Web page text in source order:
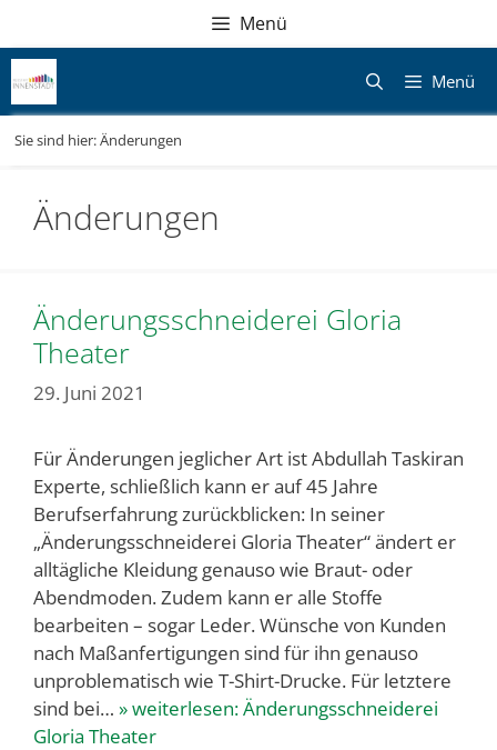
springen
Navigation
springen
Menü
Menü
Sie sind hier:Änderungen
Änderungen
Änderungsschneiderei Gloria
Theater
29. Juni 2021
Für Änderungen jeglicher Art ist Abdullah Taskiran
Experte, schließlich kann er auf 45 Jahre
Berufserfahrung zurückblicken: In seiner
„Änderungsschneiderei Gloria Theater“ ändert er
alltägliche Kleidung genauso wie Braut- oder
Abendmoden. Zudem kann er alle Stoffe
bearbeiten – sogar Leder. Wünsche von Kunden
nach Maßanfertigungen sind für ihn genauso
unproblematisch wie T-Shirt-Drucke. Für letztere
sind bei… » weiterlesen:Änderungsschneiderei
Gloria Theater